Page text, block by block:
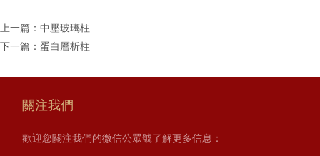
=7
上一篇： 中壓玻璃柱
下一篇： 蛋白層析柱
關注我們
歡迎您關注我們的微信公眾號了解更多信息：